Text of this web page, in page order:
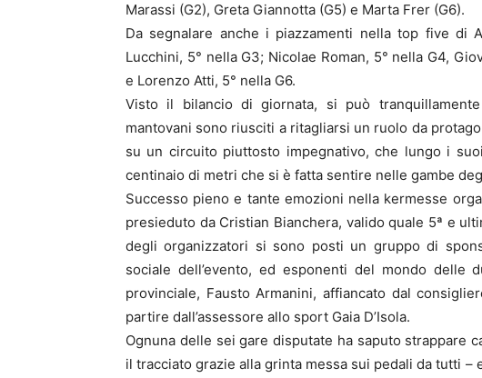
Marassi (G2), Greta Giannotta (G5) e Marta Frer (G6).
Da segnalare anche i piazzamenti nella top five di
Lucchini, 5° nella G3; Nicolae Roman, 5° nella G4,
e Lorenzo Atti, 5° nella G6.
Visto il bilancio di giornata, si può
mantovani sono riusciti a ritagliarsi un ruolo da
su un circuito piuttosto impegnativo, che lungo i
centinaio di metri che si è fatta sentire nelle gambe
Successo pieno e tante emozioni nella kermesse
presieduto da Cristian Bianchera, valido quale 5ª e
degli organizzatori si sono posti un gruppo di
sociale dell’evento, ed esponenti del mondo
provinciale, Fausto Armanini, affiancato dal
partire dall’assessore allo sport Gaia D’Isola.
Ognuna delle sei gare disputate ha saputo strappare
il tracciato grazie alla grinta messa sui pedali da tutti